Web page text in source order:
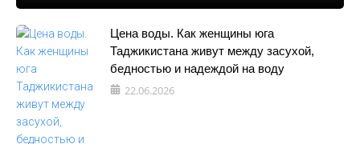
Цена воды. Как женщины юга
Таджикистана живут между засухой,
бедностью и надеждой на воду
22.06.2026